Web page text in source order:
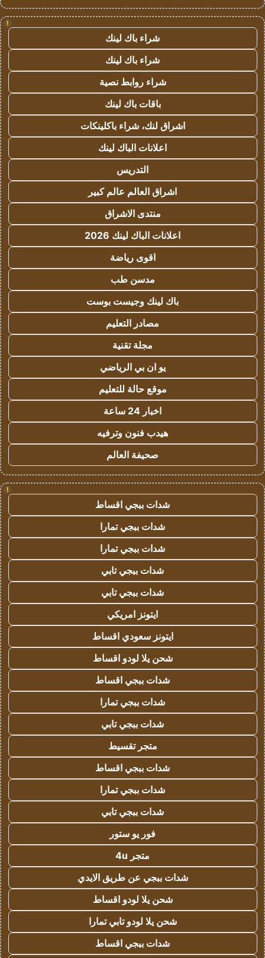
!
شراء باك لينك
شراء باك لينك
شراء روابط نصية
باقات باك لينك
اشراق لنك، شراء باكلينكات
اعلانات الباك لينك
التدريس
اشراق العالم عالم كبير
منتدى الاشراق
اعلانات الباك لينك 2026
اقوى رياضة
مدسن طب
باك لينك وجيست بوست
مصادر التعليم
مجلة تقنية
يو ان بي الرياضي
موقع حالة للتعليم
اخبار 24 ساعة
هيدب فنون وترفيه
صحيفة العالم
!
شدات ببجي اقساط
شدات ببجي تمارا
شدات ببجي تمارا
شدات ببجي تابي
شدات ببجي تابي
ايتونز امريكي
ايتونز سعودي اقساط
شحن يلا لودو اقساط
شدات ببجي اقساط
شدات ببجي تمارا
شدات ببجي تابي
متجر تقسيط
شدات ببجي اقساط
شدات ببجي تمارا
شدات ببجي تابي
فور يو ستور
متجر 4u
شدات ببجي عن طريق الايدي
شحن يلا لودو اقساط
شحن يلا لودو تابي تمارا
شدات ببجي اقساط